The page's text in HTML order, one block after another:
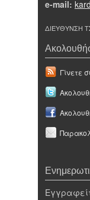
e-mail:
ΔΙΕΥΘΥΝΣΗ
Γίνετε